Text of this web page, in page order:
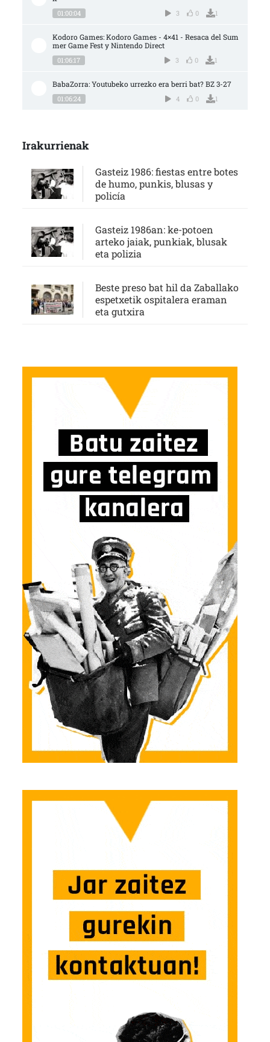
01:00:04 3 0 1
Kodoro Games: Kodoro Games - 4×41 - Resaca del Sum
mer Game Fest y Nintendo Direct
01:06:17 3 0 1
BabaZorra: Youtubeko urrezko era berri bat? BZ 3-27
01:06:24 4 0 1
Irakurrienak
Gasteiz 1986: fiestas entre botes
de humo, punkis, blusas y
policía
Gasteiz 1986an: ke-potoen
arteko jaiak, punkiak, blusak
eta polizia
Beste preso bat hil da Zaballako
espetxetik ospitalera eraman
eta gutxira